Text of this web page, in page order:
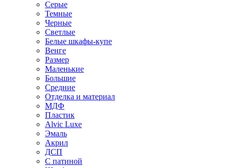
Серые
Темные
Черные
Светлые
Белые шкафы-купе
Венге
Размер
Маленькие
Большие
Средние
Отделка и материал
МДФ
Пластик
Alvic Luxe
Эмаль
Акрил
ДСП
С патиной